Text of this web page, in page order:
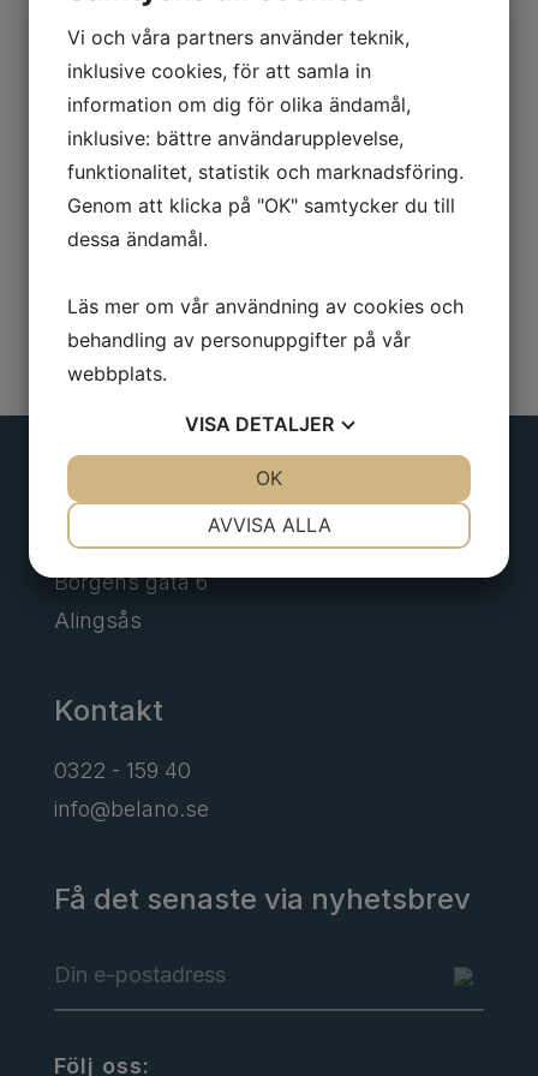
Typ: Rak
Skärlängd: 220mm
Adress
Borgens gata 6
Alingsås
Kontakt
0322 - 159 40
info@belano.se
Få det senaste via nyhetsbrev
Följ oss:
Vi och våra partners använder teknik,
inklusive cookies, för att samla in
information om dig för olika ändamål,
inklusive: bättre användarupplevelse,
funktionalitet, statistik och marknadsföring.
Genom att klicka på "OK" samtycker du till
dessa ändamål.
Läs mer om vår användning av cookies och
behandling av personuppgifter på vår
webbplats.
VISA DETALJER
MARKNADSFÖRING
AVVISA ALLA
OK